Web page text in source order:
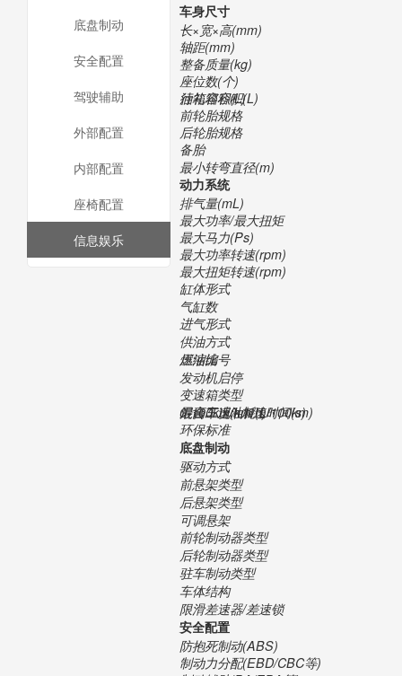
车身尺寸
长×宽×高(mm)
轴距(mm)
整备质量(kg)
座位数(个)
行礼箱容积(L)
油箱容积(L)
前轮胎规格
后轮胎规格
备胎
最小转弯直径(m)
动力系统
排气量(mL)
最大功率/最大扭矩
最大马力(Ps)
最大功率转速(rpm)
最大扭矩转速(rpm)
缸体形式
气缸数
进气形式
供油方式
压缩比
燃油编号
发动机启停
变速箱类型
最高车速(km/h)
0-100km/h加速时间(s)
混合工况油耗(L/100km)
环保标准
底盘制动
驱动方式
前悬架类型
后悬架类型
可调悬架
前轮制动器类型
后轮制动器类型
驻车制动类型
车体结构
限滑差速器/差速锁
安全配置
防抱死制动(ABS)
制动力分配(EBD/CBC等)
底盘制动
安全配置
驾驶辅助
外部配置
内部配置
座椅配置
信息娱乐